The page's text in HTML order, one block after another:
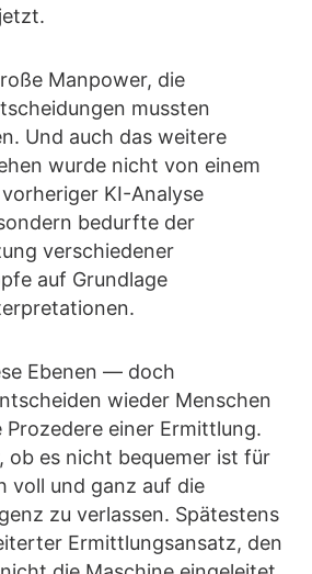
Manpower, die
mussten
Und auch das weitere
wurde nicht von einem
KI-Analyse
bedurfte der
verschiedener
auf Grundlage
Ebenen — doch
wieder Menschen
Prozedere einer Ermittlung.
ob es nicht bequemer ist für
voll und ganz auf die
zu verlassen. Spätestens
Ermittlungsansatz, den